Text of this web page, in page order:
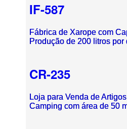
IF-587
Fábrica de Xarope com
Produção de 200 litros por
CR-235
Loja para Venda de
Camping com área de 50